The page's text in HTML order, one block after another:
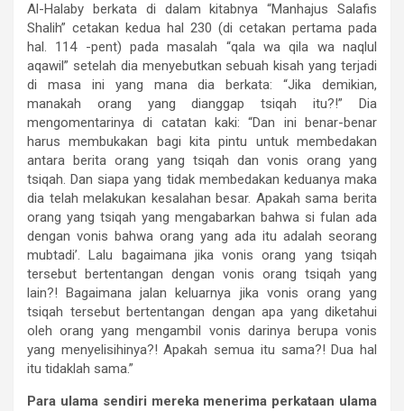
Al-Halaby berkata di dalam kitabnya “Manhajus Salafis
Shalih” cetakan kedua hal 230 (di cetakan pertama pada
hal. 114 -pent) pada masalah “qala wa qila wa naqlul
aqawil” setelah dia menyebutkan sebuah kisah yang terjadi
di masa ini yang mana dia berkata: “Jika demikian,
manakah orang yang dianggap tsiqah itu?!” Dia
mengomentarinya di catatan kaki: “Dan ini benar-benar
harus membukakan bagi kita pintu untuk membedakan
antara berita orang yang tsiqah dan vonis orang yang
tsiqah. Dan siapa yang tidak membedakan keduanya maka
dia telah melakukan kesalahan besar. Apakah sama berita
orang yang tsiqah yang mengabarkan bahwa si fulan ada
dengan vonis bahwa orang yang ada itu adalah seorang
mubtadi’. Lalu bagaimana jika vonis orang yang tsiqah
tersebut bertentangan dengan vonis orang tsiqah yang
lain?! Bagaimana jalan keluarnya jika vonis orang yang
tsiqah tersebut bertentangan dengan apa yang diketahui
oleh orang yang mengambil vonis darinya berupa vonis
yang menyelisihinya?! Apakah semua itu sama?! Dua hal
itu tidaklah sama.”
Para ulamasendiri merekamenerima perkataan ulama